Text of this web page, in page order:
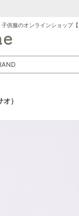
供服のオンラインショップ
）